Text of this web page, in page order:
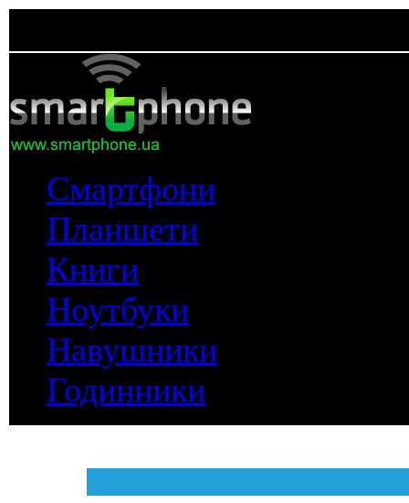
Смартфони
Планшети
Книги
Ноутбуки
Навушники
Годинники